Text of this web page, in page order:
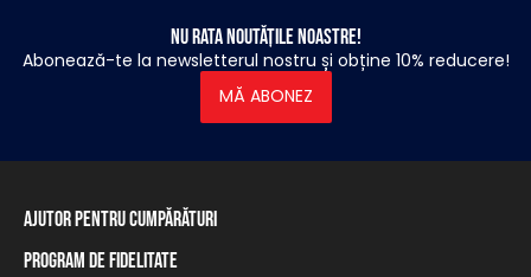
Nu rata noutățile noastre!
Abonează-te la newsletterul nostru și obține 10% reducere!
MĂ ABONEZ
Ajutor pentru cumpărături
Informații privind livrarea
Program de fidelitate